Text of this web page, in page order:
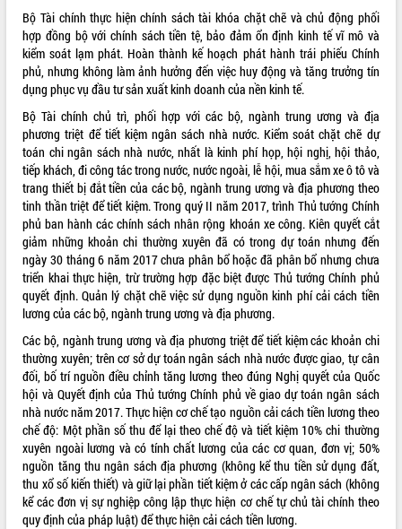
THỐNG KÊ TRUY CẬP
Hôm nay:
21662
Tất cả:
65997804
Bộ Tài chính thực hiện chính sách tài khóa chặt chẽ và chủ động phối
hợp đồng bộ với chính sách tiền tệ, bảo đảm ổn định kinh tế vĩ mô và
kiểm soát lạm phát. Hoàn thành kế hoạch phát hành trái phiếu Chính
phủ, nhưng không làm ảnh hưởng đến việc huy động và tăng trưởng tín
dụng phục vụ đầu tư sản xuất kinh doanh của nền kinh tế.
Bộ Tài chính chủ trì, phối hợp với các bộ, ngành trung ương và địa
phương triệt để tiết kiệm ngân sách nhà nước. Kiểm soát chặt chẽ dự
toán chi ngân sách nhà nước, nhất là kinh phí họp, hội nghị, hội thảo,
tiếp khách, đi công tác trong nước, nước ngoài, lễ hội, mua sắm xe ô tô và
trang thiết bị đắt tiền của các bộ, ngành trung ương và địa phương theo
tinh thần triệt để tiết kiệm. Trong quý II năm 2017, trình Thủ tướng Chính
phủ ban hành các chính sách nhân rộng khoán xe công. Kiên quyết cắt
giảm những khoản chi thường xuyên đã có trong dự toán nhưng đến
ngày 30 tháng 6 năm 2017 chưa phân bổ hoặc đã phân bổ nhưng chưa
triển khai thực hiện, trừ trường hợp đặc biệt được Thủ tướng Chính phủ
quyết định. Quản lý chặt chẽ việc sử dụng nguồn kinh phí cải cách tiền
lương của các bộ, ngành trung ương và địa phương.
Các bộ, ngành trung ương và địa phương triệt để tiết kiệm các khoản chi
thường xuyên; trên cơ sở dự toán ngân sách nhà nước được giao, tự cân
đối, bố trí nguồn điều chỉnh tăng lương theo đúng Nghị quyết của Quốc
hội và Quyết định của Thủ tướng Chính phủ về giao dự toán ngân sách
nhà nước năm 2017. Thực hiện cơ chế tạo nguồn cải cách tiền lương theo
chế độ: Một phần số thu để lại theo chế độ và tiết kiệm 10% chi thường
xuyên ngoài lương và có tính chất lương của các cơ quan, đơn vị; 50%
nguồn tăng thu ngân sách địa phương (không kể thu tiền sử dụng đất,
thu xổ số kiến thiết) và giữ lại phần tiết kiệm ở các cấp ngân sách (không
kể các đơn vị sự nghiệp công lập thực hiện cơ chế tự chủ tài chính theo
quy định của pháp luật) để thực hiện cải cách tiền lương.